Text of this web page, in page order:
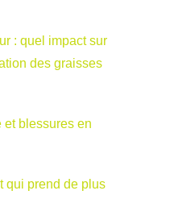
: quel impact sur
des graisses
et blessures en
qui prend de plus